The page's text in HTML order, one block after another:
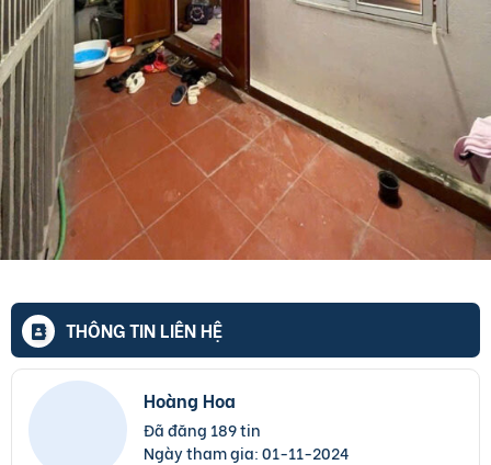
THÔNG TIN LIÊN HỆ
Hoàng Hoa
Đã đăng 189 tin
Ngày tham gia:01-11-2024